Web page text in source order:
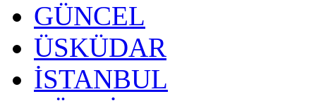
GÜNCEL
ÜSKÜDAR
İSTANBUL